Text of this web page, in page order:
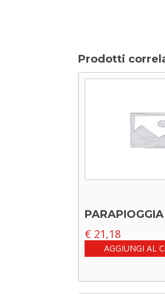
Prodotti
PARAPIOGGIA
€ 21,18
AGGIUNGI AL